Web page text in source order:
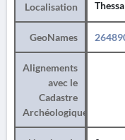
Localisation
GeoNames
Alignements
avec le
Cadastre
Archéologique